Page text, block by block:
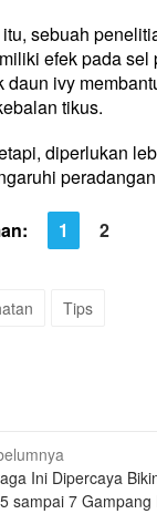
sebuah
efek pada
daun ivy
tikus.
diperlukan
1 2
Tips
Ini Dipercaya
sampai 7 Gampang